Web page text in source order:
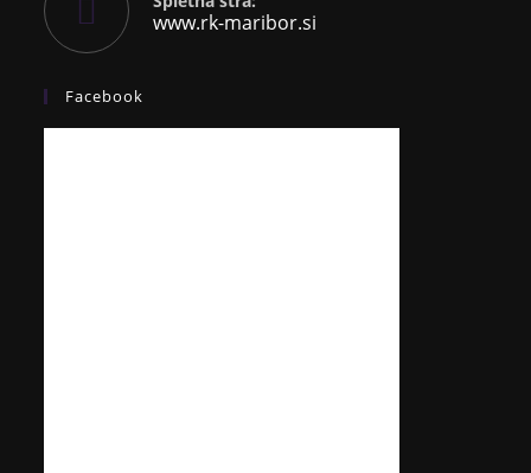
www.rk-maribor.si
Facebook